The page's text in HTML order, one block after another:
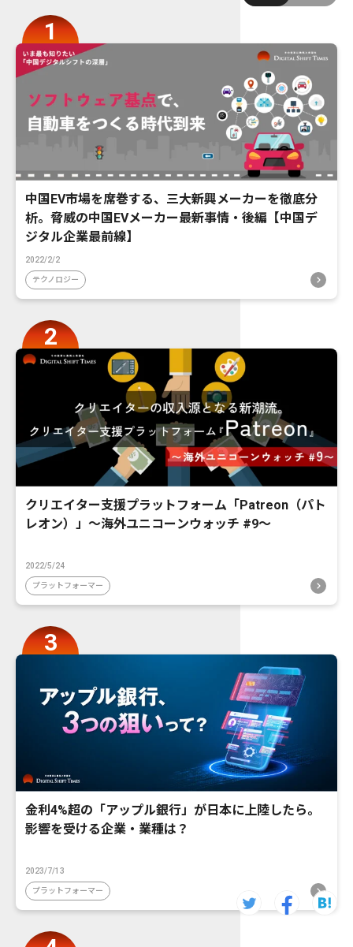
中国EV市場を席巻する、三大新興メーカーを徹底分
析。脅威の中国EVメーカー最新事情・後編【中国デ
ジタル企業最前線】
2022/2/2
テクノロジー
クリエイター支援プラットフォーム「Patreon（パト
レオン）」〜海外ユニコーンウォッチ #9〜
2022/5/24
プラットフォーマー
金利4%超の「アップル銀行」が日本に上陸したら。
影響を受ける企業・業種は？
2023/7/13
プラットフォーマー